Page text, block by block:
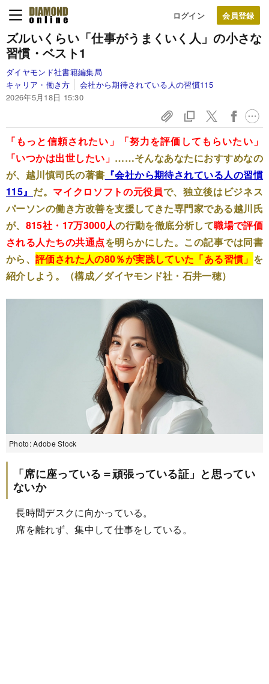
ログイン
ズルいくらい「仕事がうまくいく人」の小さな
習慣・ベスト1
ダイヤモンド社書籍編集局
キャリア・働き方
会社から期待されている人の習慣115
2026年5月18日 15:30
「もっと信頼されたい」「努力を評価してもらいたい」
「いつかは出世したい」 ……そんなあなたにおすすめなの
が、越川慎司氏の著書 『会社から期待されている人の習慣
115』 だ。 マイクロソフトの元役員で、独立後はビジネス
パーソンの働き方改善を支援してきた専門家である越川氏
が、 815社・17万3000人の行動を徹底分析して職場で評価
される人たちの共通点を明らかにした。この記事では同書
から、評価された人の80％が実践していた「ある習慣」 を
紹介しよう。（構成／ダイヤモンド社・石井一穂）
Photo: Adobe Stock
「席に座っている＝頑張っている証」と思ってい
ないか
長時間デスクに向かっている。
席を離れず、集中して仕事をしている。